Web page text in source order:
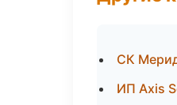
СК
ИП Axis